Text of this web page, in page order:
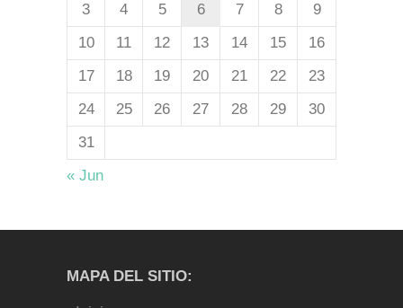
3
4 5 6 7 8
9
10
11 12 13 14 15
16
17
18 19 20 21 22
23
24
25 26 27 28 29
30
31
« Jun
MAPA DEL SITIO: